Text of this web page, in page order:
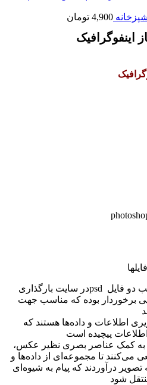
4,900 تومان
اینفوگرافیک
اين طرح کاملا لايه باز و در قالب دو فايل psdدر سايت بارگذاری
برخوردار بوده که مناسب جهت
اطلاعات و داده‌ها هستند که
پیچیده است
به کمک عناصر بصری نظیر عکس،
می‌کنند تا مجموعه‌ای از داده‌ها و
تصویر درآوردند که پیام به شیوه‌ای
شود